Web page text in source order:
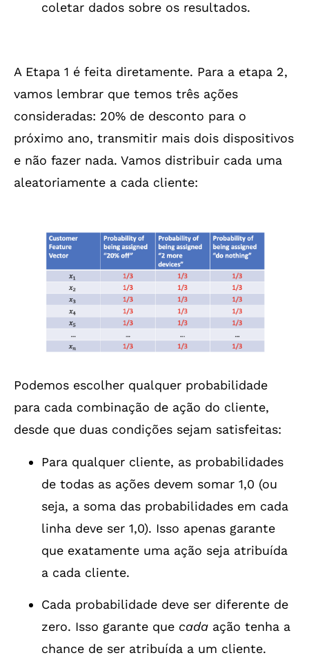
coletar dados sobre os resultados.
A Etapa 1 é feita diretamente. Para a etapa 2,
vamos lembrar que temos três ações
consideradas: 20% de desconto para o
próximo ano, transmitir mais dois dispositivos
e não fazer nada. Vamos distribuir cada uma
aleatoriamente a cada cliente:
Podemos escolher qualquer probabilidade
para cada combinação de ação do cliente,
desde que duas condições sejam satisfeitas:
Para qualquer cliente, as probabilidades
de todas as ações devem somar 1,0 (ou
seja, a soma das probabilidades em cada
linha deve ser 1,0). Isso apenas garante
que exatamente uma ação seja atribuída
a cada cliente.
Cada probabilidade deve ser diferente de
zero. Isso garante que cada ação tenha a
chance de ser atribuída a um cliente.